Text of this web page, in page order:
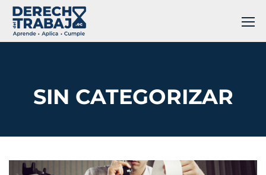
SIN CATEGORIZAR